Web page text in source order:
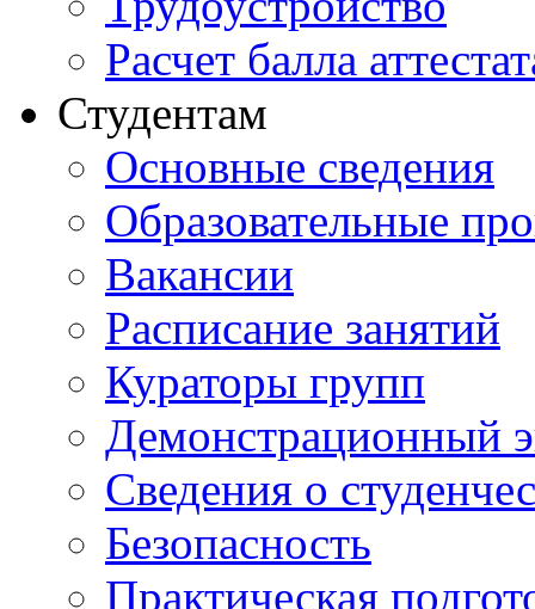
Расчет балла
Студентам
Основные сведения
Образовательные
Вакансии
Расписание занятий
Кураторы групп
Демонстрационный
Сведения о
Безопасность
Практическая